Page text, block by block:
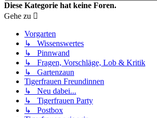
Diese Kategorie hat keine Foren.
Gehe zu
Vorgarten
↳ Wissenswertes
↳ Pinnwand
↳ Fragen, Vorschläge, Lob & Kritik
↳ Gartenzaun
Tigerfrauen Freundinnen
↳ Neu dabei...
↳ Tigerfrauen Party
↳ Postbox